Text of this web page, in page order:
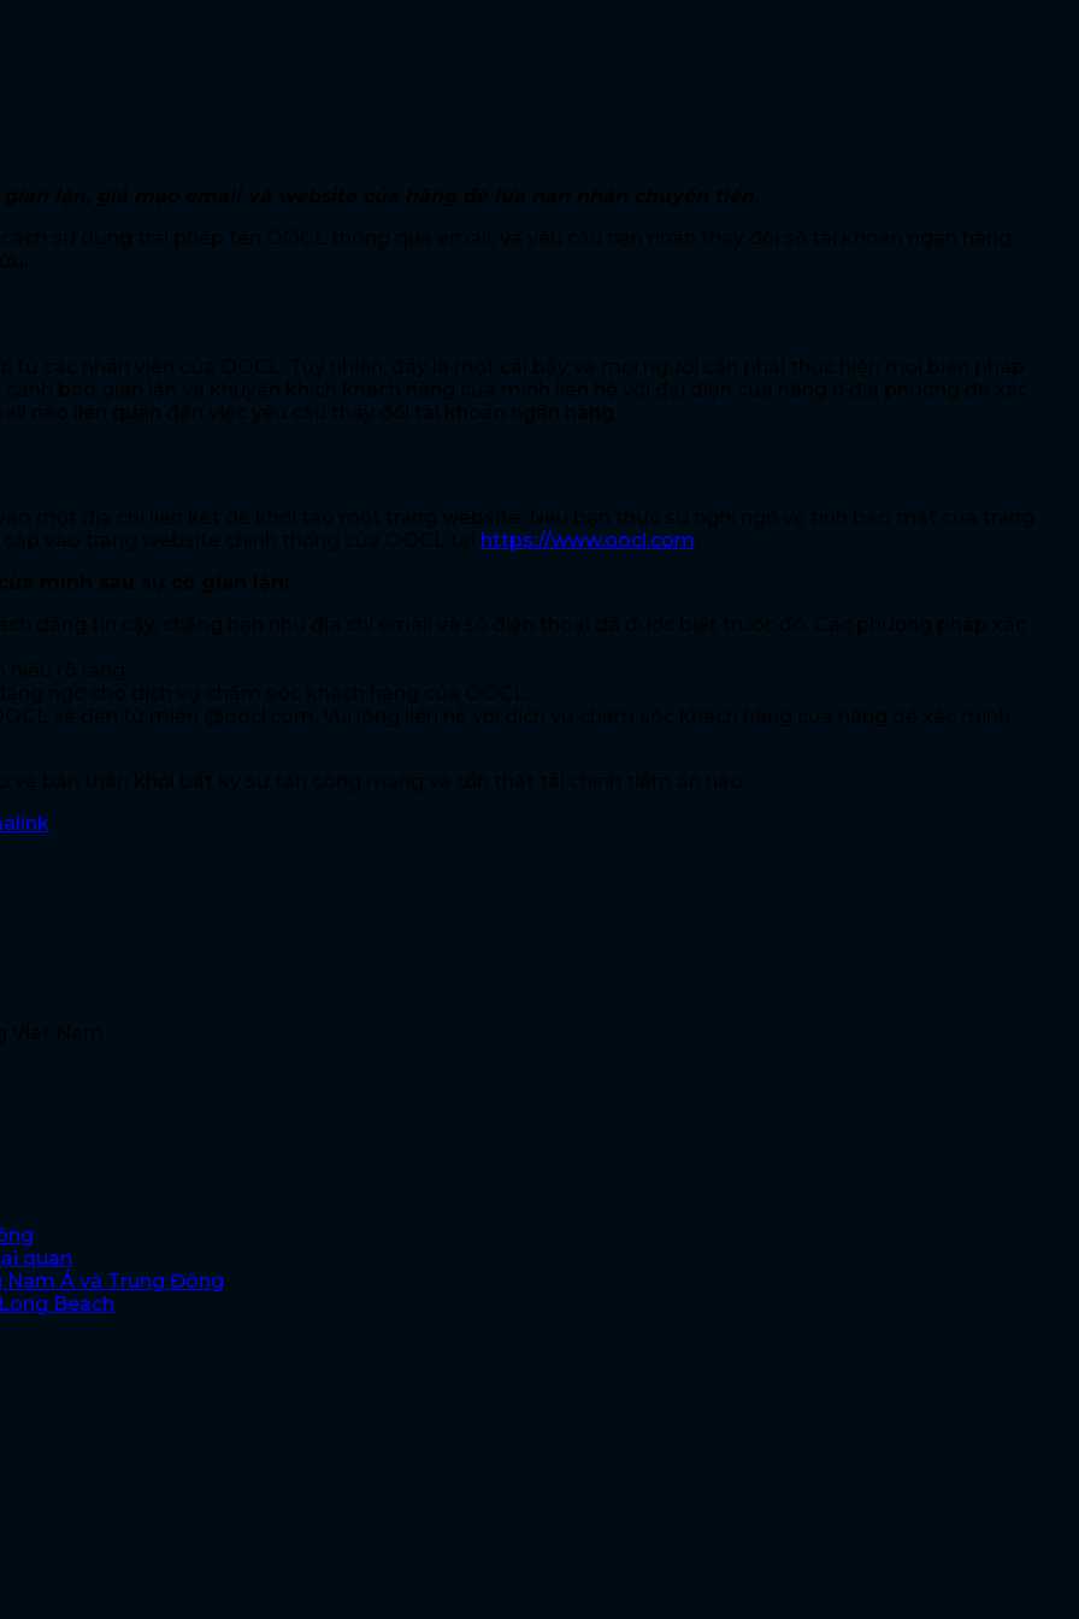
Lận, Giả Mạo Email Và Website
lận, giả mạo email và website của hãng để lừa nạn nhân chuyển tiền.
sử dụng trái phép tên OOCL thông qua email, và yêu cầu nạn nhân thay đổi số tài khoản ngân hàng
các nhân viên của OOCL. Tuy nhiên, đây là một cái bẫy và mọi người cần phải thực hiện mọi biện pháp
báo gian lận và khuyến khích khách hàng của mình liên hệ với đại diện của hãng ở địa phương để xác
nào liên quan đến việc yêu cầu thay đổi tài khoản ngân hàng.
một địa chỉ liên kết để khởi tạo một trang website. Nếu bạn thực sự nghi ngờ về tính bảo mật của trang
vào trang website chính thống của OOCL tại
https://www.oocl.com
mình sau sự cố gian lận:
đáng tin cậy, chẳng hạn như địa chỉ email và số điện thoại đã được biết trước đó. Các phương pháp xác
quan
Á và Trung Đông
Beach